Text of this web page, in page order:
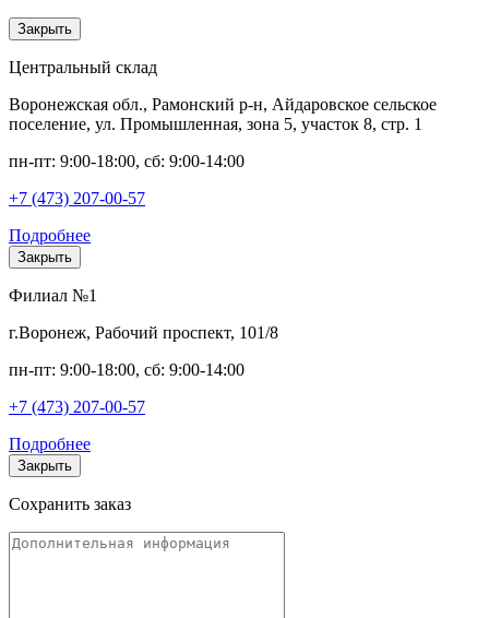
Закрыть
Центральный склад
Воронежская обл., Рамонский р-н, Айдаровское сельское
поселение, ул. Промышленная, зона 5, участок 8, стр. 1
пн-пт: 9:00-18:00, сб: 9:00-14:00
+7 (473) 207-00-57
Подробнее
Закрыть
Филиал №1
г.Воронеж, Рабочий проспект, 101/8
пн-пт: 9:00-18:00, сб: 9:00-14:00
+7 (473) 207-00-57
Подробнее
Закрыть
Сохранить заказ